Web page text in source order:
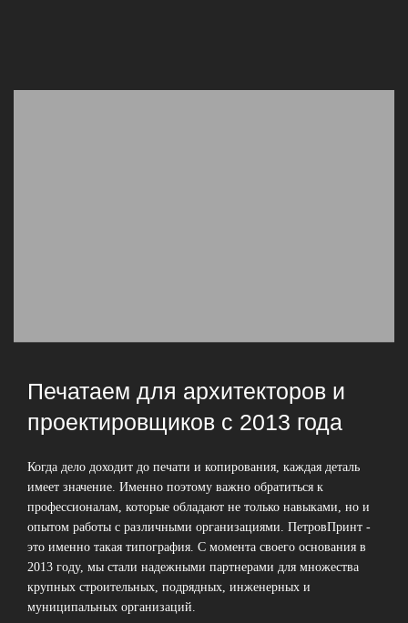
Печатаем для архитекторов и
проектировщиков с 2013 года
Когда дело доходит до печати и копирования, каждая деталь
имеет значение. Именно поэтому важно обратиться к
профессионалам, которые обладают не только навыками, но и
опытом работы с различными организациями. ПетровПринт -
это именно такая типография. С момента своего основания в
2013 году, мы стали надежными партнерами для множества
крупных строительных, подрядных, инженерных и
муниципальных организаций.